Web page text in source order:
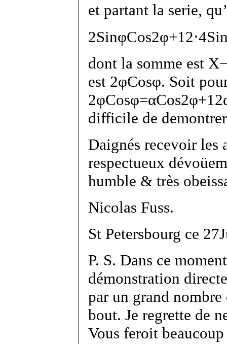
et partant la serie,
2SinφCos2φ+12⋅4
dont la somme est X
est 2φCosφ. Soit
2φCosφ=αCos2φ+12
difficile de
Daignés recevoir les
respectueux
humble & très
Nicolas Fuss.
St Petersbourg ce 27
P. S. Dans ce
démonstration
par un grand
bout. Je regrette de
Vous feroit